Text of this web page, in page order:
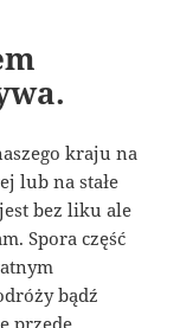
kraju na
lub na stałe
bez liku ale
Spora część
bądź
przede